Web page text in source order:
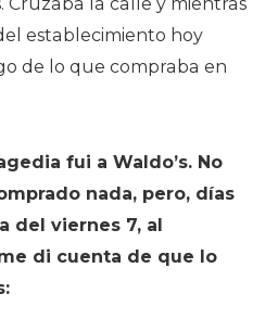
establecimiento hoy
de lo que compraba en
fui a Waldo’s. No
nada, pero, días
del viernes 7, al
di cuenta de que lo